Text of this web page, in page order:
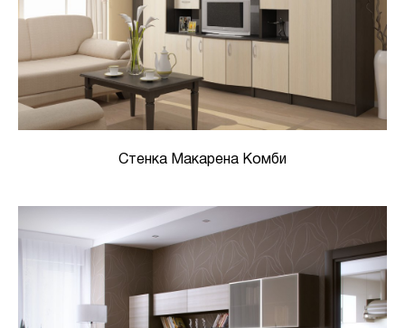
Стенка Макарена Комби